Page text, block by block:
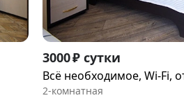
Item
1
of
3000 ₽ сутки
Всё необходимое, Wi-Fi,
2-комнатная